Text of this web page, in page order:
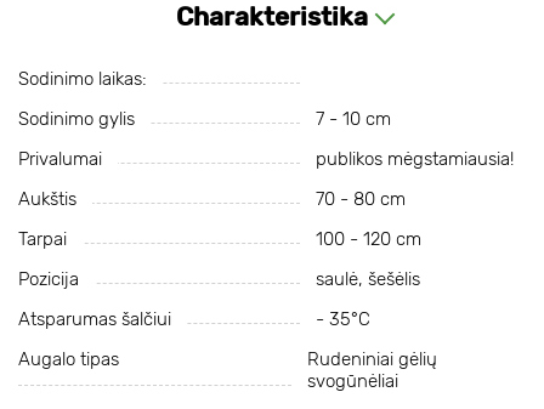
Charakteristika
Sodinimo laikas:
Sodinimo gylis
7 - 10 cm
Privalumai
publikos mėgstamiausia!
Aukštis
70 - 80 cm
Tarpai
100 - 120 cm
Pozicija
saulė, šešėlis
Atsparumas šalčiui
- 35°C
Augalo tipas
Rudeniniai gėlių
svogūnėliai